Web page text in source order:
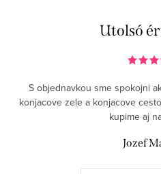
Utolsó
S objednavkou sme spokojni
konjacove zele a konjacove
kupime aj
Jozef